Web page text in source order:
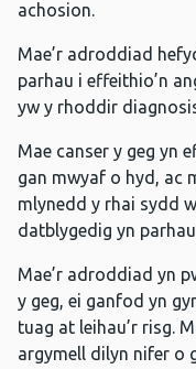
achosion.
Mae’r adroddiad
parhau i effeithio’n
yw y rhoddir
Mae canser y geg yn
gan mwyaf o hyd, ac
mlynedd y rhai sydd
datblygedig yn
Mae’r adroddiad yn
y geg, ei ganfod yn
tuag at leihau’r risg.
argymell dilyn nifer o